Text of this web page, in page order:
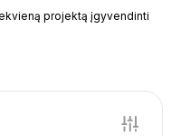
projektą įgyvendinti